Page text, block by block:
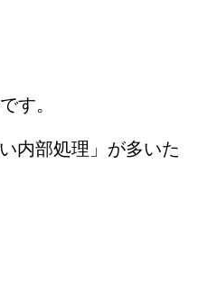
す。
内部処理」が多いた